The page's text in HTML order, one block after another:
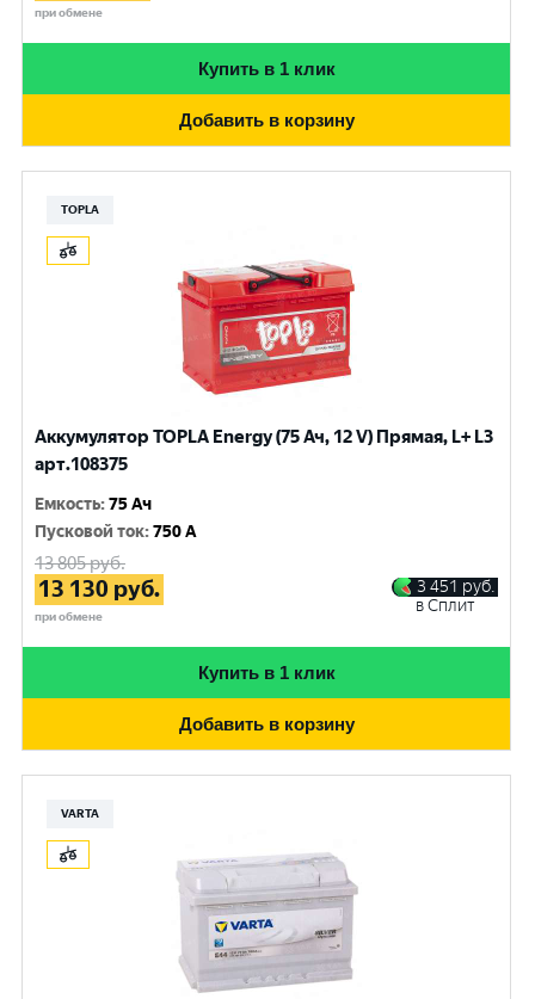
при обмене
Купить в 1 клик
Добавить в корзину
TOPLA
Аккумулятор TOPLA Energy (75 Ач, 12 V) Прямая, L+ L3
арт.108375
Емкость:75 Ач
Пусковой ток:750 A
13 805руб.
13 130 руб.
при обмене
3 451 руб.
в Сплит
Купить в 1 клик
Добавить в корзину
VARTA